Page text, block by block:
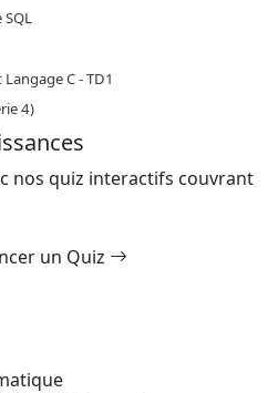
SQL
C - TD1
4)
nos quiz interactifs couvrant
un Quiz